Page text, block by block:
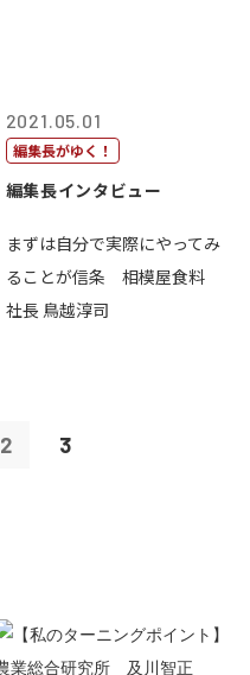
2021.05.01
編集長がゆく！
編集長インタビュー
まずは自分で実際にやってみ
ることが信条 相模屋食料
社長 鳥越淳司
2 3